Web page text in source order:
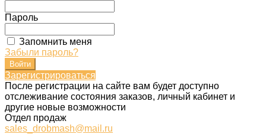
Пароль
Запомнить меня
Забыли пароль?
Зарегистрироваться
После регистрации на сайте вам будет доступно
отслеживание состояния заказов, личный кабинет и
другие новые возможности
Отдел продаж
sales_drobmash@mail.ru